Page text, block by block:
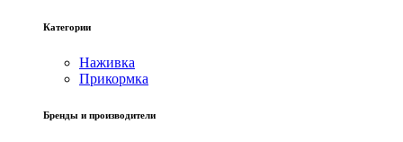
Категории
Наживка
Прикормка
Бренды и производители